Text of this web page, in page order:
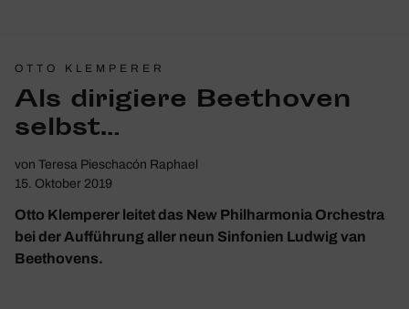
OTTO KLEMPERER
Als diri­giere Beet­hoven
selbst…
von Teresa Pieschacón Raphael
15. Oktober 2019
Otto Klemperer leitet das New Philharmonia Orchestra
bei der Aufführung aller neun Sinfonien Ludwig van
Beethovens.